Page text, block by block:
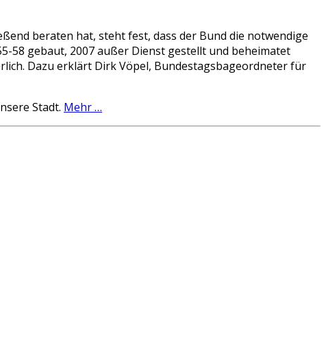
beraten hat, steht fest, dass der Bund die notwendige
58 gebaut, 2007 außer Dienst gestellt und beheimatet
Dazu erklärt Dirk Vöpel, Bundestagsbageordneter für
Stadt. Mehr …